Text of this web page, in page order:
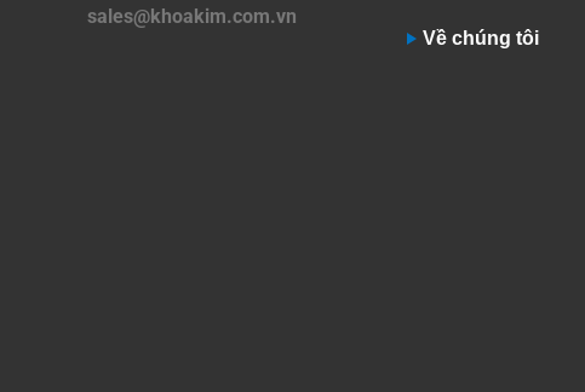
sales@khoakim.com.vn
Về chúng tôi